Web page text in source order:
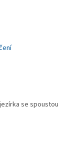
se spoustou